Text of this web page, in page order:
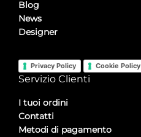
Blog
News
Designer
Privacy Policy Cookie Policy
Servizio Clienti
I tuoi ordini
Contatti
Metodi di pagamento